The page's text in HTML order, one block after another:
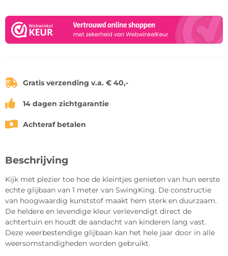
Gratis verzending v.a. € 40,-
14 dagen zichtgarantie
Achteraf betalen
Beschrijving
Kijk met plezier toe hoe de kleintjes genieten van hun eerste
echte glijbaan van 1 meter van SwingKing. De constructie
van hoogwaardig kunststof maakt hem sterk en duurzaam.
De heldere en levendige kleur verlevendigt direct de
achtertuin en houdt de aandacht van kinderen lang vast.
Deze weerbestendige glijbaan kan het hele jaar door in alle
weersomstandigheden worden gebruikt.